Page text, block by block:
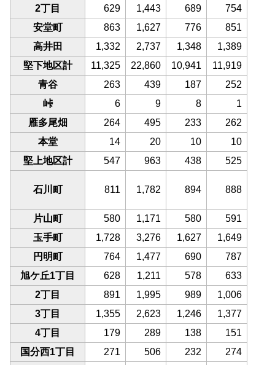
2丁目
629 1,443 689
754
安堂町
863 1,627 776
851
高井田
1,332 2,737 1,348
1,389
堅下地区計
11,325 22,860 10,941
11,919
青谷
263 439 187
252
峠
6 9 8
1
雁多尾畑
264 495 233
262
本堂
14 20 10
10
堅上地区計
547 963 438 525
石川町 811 1,782 894 888
片山町 580 1,171 580
591
玉手町
1,728 3,276 1,627
1,649
円明町
764 1,477 690
787
旭ケ丘1丁目
628 1,211 578
633
2丁目
891 1,995 989
1,006
3丁目
1,355 2,623 1,246
1,377
4丁目
179 289 138
151
国分西1丁目
271 506 232
274